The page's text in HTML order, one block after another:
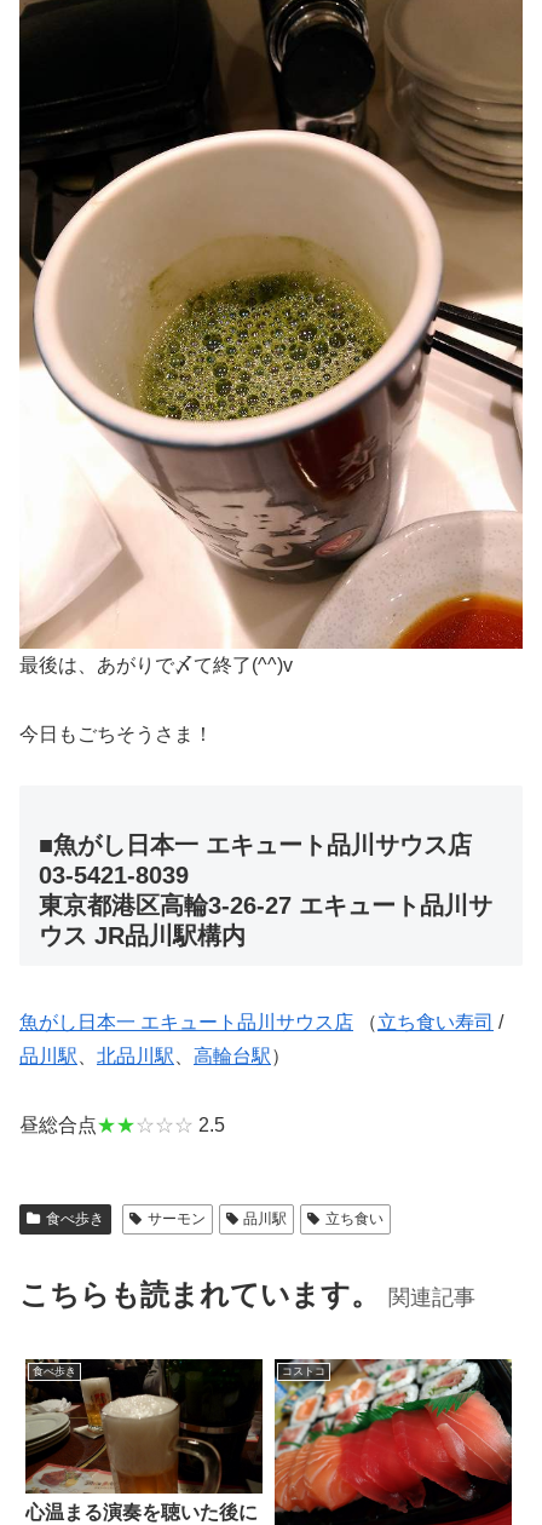
最後は、あがりで〆て終了(^^)v
今日もごちそうさま！
■魚がし日本一 エキュート品川サウス店
03-5421-8039
東京都港区高輪3-26-27 エキュート品川サ
ウス JR品川駅構内
魚がし日本一 エキュート品川サウス店 （立ち食い寿司 /
品川駅
北品川駅 高輪台駅）
昼総合点★★☆☆☆ 2.5
食べ歩き サーモン 品川駅 立ち食い
こちらも読まれています。 関連記事
食べ歩き
心温まる演奏を聴いた後に
コストコ